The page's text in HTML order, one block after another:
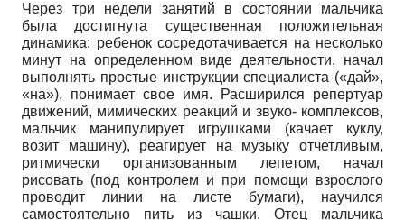
Через три недели занятий в состоянии мальчика
была достигнута существенная положительная
динамика: ребенок сосредотачивается на несколько
минут на определенном виде деятельности, начал
выполнять простые инструкции специалиста («дай»,
«на»), понимает свое имя. Расширился репертуар
движений, мимических реакций и звуко- комплексов,
мальчик манипулирует игрушками (качает куклу,
возит машину), реагирует на музыку отчетливым,
ритмически организованным лепетом, начал
рисовать (под контролем и при помощи взрослого
проводит линии на листе бумаги), научился
самостоятельно пить из чашки. Отец мальчика